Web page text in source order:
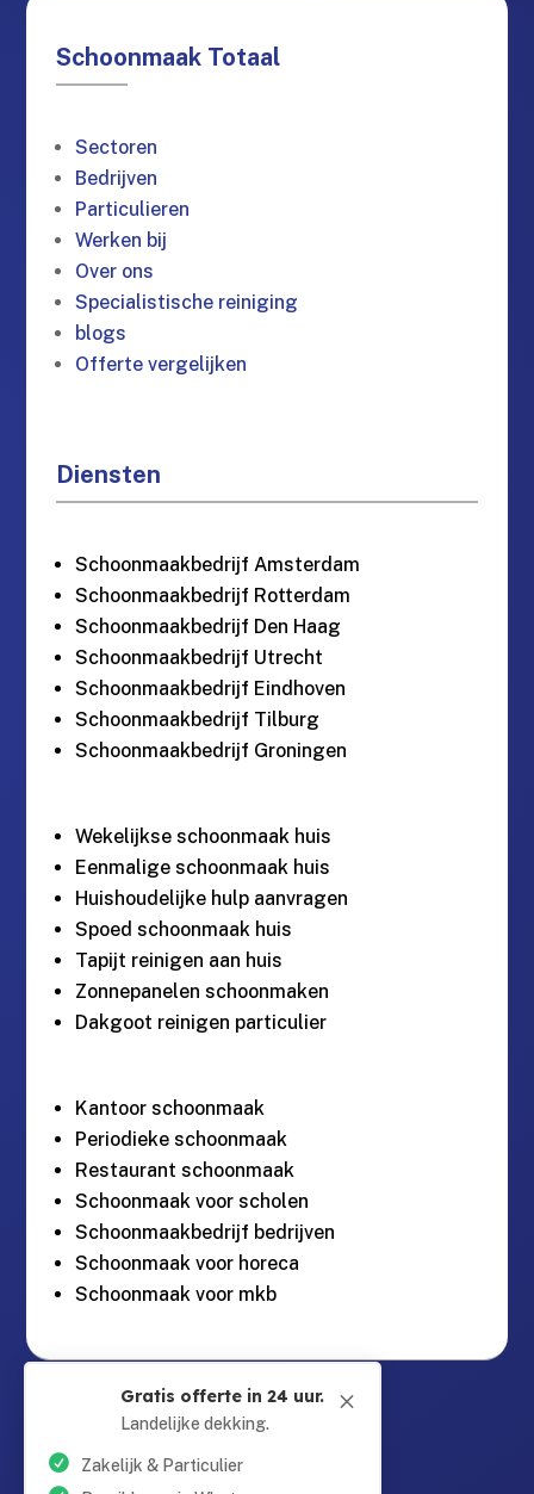
Schoonmaak Totaal
Sectoren
Bedrijven
Particulieren
Werken bij
Over ons
Specialistische reiniging
blogs
Offerte vergelijken
Diensten
Schoonmaakbedrijf Amsterdam
Schoonmaakbedrijf Rotterdam
Schoonmaakbedrijf Den Haag
Schoonmaakbedrijf Utrecht
Schoonmaakbedrijf Eindhoven
Schoonmaakbedrijf Tilburg
Schoonmaakbedrijf Groningen
Wekelijkse schoonmaak huis
Eenmalige schoonmaak huis
Huishoudelijke hulp aanvragen
Spoed schoonmaak huis
Tapijt reinigen aan huis
Zonnepanelen schoonmaken
Dakgoot reinigen particulier
Kantoor schoonmaak
Periodieke schoonmaak
Restaurant schoonmaak
Schoonmaak voor scholen
Schoonmaakbedrijf bedrijven
Schoonmaak voor horeca
Schoonmaak voor mkb
Guntersteinweg 377,
2531KA Den Haag
M
Gratis offerte in 24 uur.
Landelijke dekking.
Zakelijk & Particulier